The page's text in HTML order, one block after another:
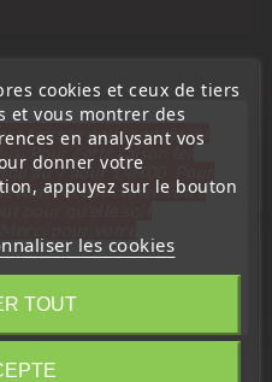
Aimer
cookies et ceux de tiers
et vous montrer des
en analysant vos
donner votre
appuyez sur le bouton
les cookies
TOUT
fermée pour congés du
Pour cette raison les
7 aout 14H00. Pour
réceptionner votre
pour qu'elle soit